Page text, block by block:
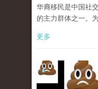
华裔移民是中国社
的主力群体之一。
更多